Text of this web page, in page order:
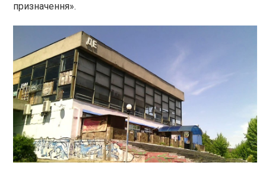
призначення».